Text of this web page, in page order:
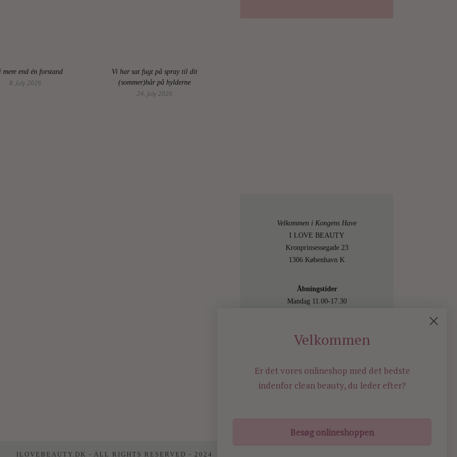
mere end én forstand
8. July 2026
Vi har sat fugt på spray til dit
(sommer)hår på hylderne
24. July 2026
Velkommen i Kongens Have
I LOVE BEAUTY
Kronprinsessegade 23
1306 København K
Åbningstider
Mandag 11.00-17.30
Torsdag 11.00-17.30
Besøg os også online på
shop.ilovebeauty.dk
ILOVEBEAUTY.DK - ALL RIGHTS RESERVED - 2024
Velkommen
Er det vores onlineshop med det bedste
indenfor clean beauty, du leder efter?
Besøg onlineshoppen